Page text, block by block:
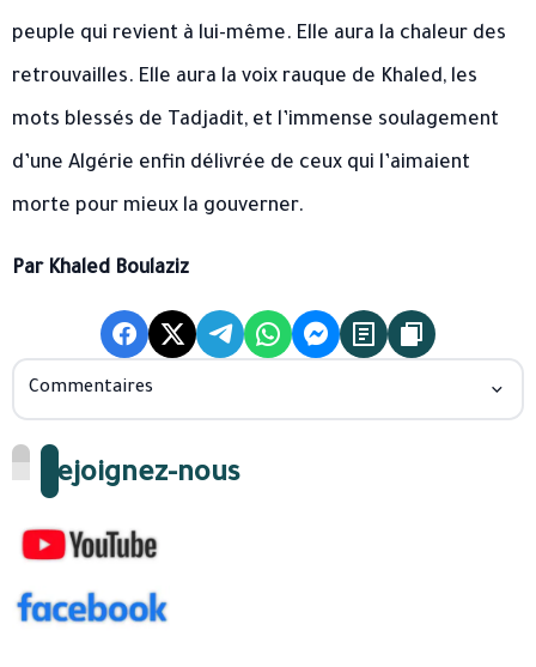
peuple qui revient à lui-même. Elle aura la chaleur des
retrouvailles. Elle aura la voix rauque de Khaled, les
mots blessés de Tadjadit, et l’immense soulagement
d’une Algérie enfin délivrée de ceux qui l’aimaient
morte pour mieux la gouverner.
Par Khaled Boulaziz
Commentaires
Rejoignez-nous